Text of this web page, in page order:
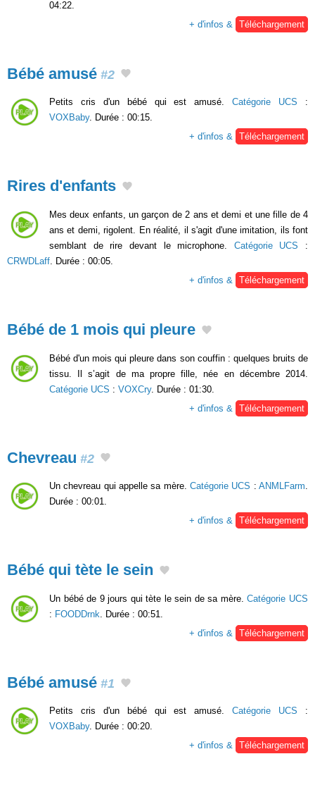
04:22.
+ d'infos &
Téléchargement
Bébé amusé #2
Petits cris d'un bébé qui est amusé.Catégorie UCS :
VOXBaby. Durée : 00:15.
+ d'infos & Téléchargement
Rires d'enfants
Mes deux enfants, un garçon de 2 ans et demi et une fille de 4
ans et demi, rigolent. En réalité, il s'agit d'une imitation, ils font
semblant de rire devant le microphone. Catégorie UCS :
CRWDLaff . Durée : 00:05.
+ d'infos &
Téléchargement
Bébé de 1 mois qui pleure
Bébé d'un mois qui pleure dans son couffin : quelques bruits de
tissu. Il s’agit de ma propre fille, née en décembre 2014.
Catégorie UCS : VOXCry. Durée : 01:30.
+ d'infos &
Téléchargement
Chevreau #2
Un chevreau qui appelle sa mère. Catégorie UCS :ANMLFarm.
Durée : 00:01.
+ d'infos & Téléchargement
Bébé qui tète le sein
Un bébé de 9 jours qui tète le sein de sa mère.Catégorie UCS
: FOODDrnk . Durée : 00:51.
+ d'infos &
Téléchargement
Bébé amusé #1
Petits cris d'un bébé qui est amusé.Catégorie UCS :
VOXBaby. Durée : 00:20.
+ d'infos & Téléchargement